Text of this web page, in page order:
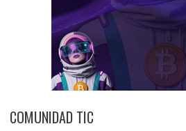
COMUNIDAD TIC